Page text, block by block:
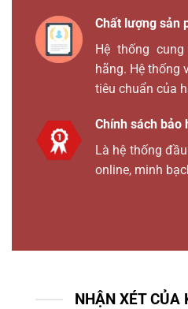
Chất lượng sản
Hệ thống
hãng. Hệ thống
tiêu chuẩn của
Chính sách bảo
Là hệ thống
online, minh
NHẬN XÉT CỦA